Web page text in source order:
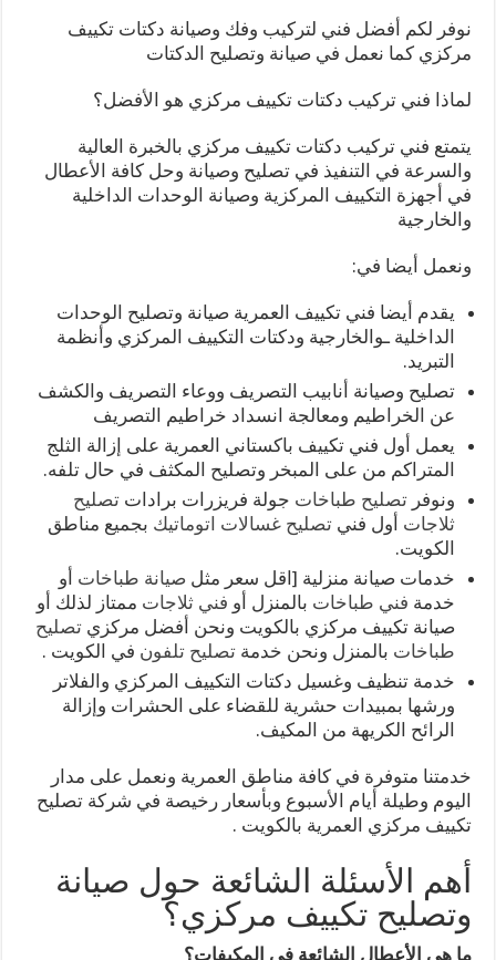
نوفر لكم أفضل فني لتركيب وفك وصيانة دكتات تكييف
مركزي كما نعمل في صيانة وتصليح الدكتات
لماذا فني تركيب دكتات تكييف مركزي هو الأفضل؟
يتمتع فني تركيب دكتات تكييف مركزي بالخبرة العالية
والسرعة في التنفيذ في تصليح وصيانة وحل كافة الأعطال
في أجهزة التكييف المركزية وصيانة الوحدات الداخلية
والخارجية
ونعمل أيضا في:
يقدم أيضا فني تكييف العمرية صيانة وتصليح الوحدات
الداخلية ـوالخارجية ودكتات التكييف المركزي وأنظمة
التبريد.
تصليح وصيانة أنابيب التصريف ووعاء التصريف والكشف
عن الخراطيم ومعالجة انسداد خراطيم التصريف
يعمل أول فني تكييف باكستاني العمرية على إزالة الثلج
المتراكم من على المبخر وتصليح المكثف في حال تلفه.
ونوفرتصليح طباخات جولة فريزرات براداتتصليح
ثلاجات أول فني تصليح غسالات اتوماتيك بجميع مناطق
الكويت.
خدمات صيانة منزلية [اقل سعر مثلصيانة طباخات أو
خدمة فني طباخات بالمنزل أو فني ثلاجات ممتاز لذلك أو
صيانة تكييف مركزي بالكويت ونحن أفضل مركزيتصليح
طباخات بالمنزل ونحن خدمةتصليح تلفون في الكويت .
خدمة تنظيف وغسيل دكتات التكييف المركزي والفلاتر
ورشها بمبيدات حشرية للقضاء على الحشرات وإزالة
الرائح الكريهة من المكيف.
خدمتنا متوفرة في كافة مناطق العمرية ونعمل على مدار
اليوم وطيلة أيام الأسبوع وبأسعار رخيصة في شركة تصليح
تكييف مركزي العمرية بالكويت .
أهم الأسئلة الشائعة حول صيانة
وتصليح تكييف مركزي؟
ما هي الأعطال الشائعة في المكيفات؟